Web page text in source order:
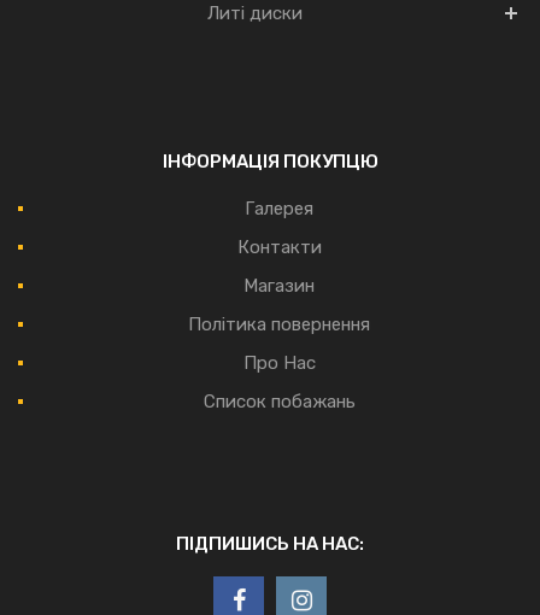
Литі диски
ІНФОРМАЦІЯ ПОКУПЦЮ
Галерея
Контакти
Магазин
Політика повернення
Про Нас
Список побажань
ПІДПИШИСЬ НА НАС: